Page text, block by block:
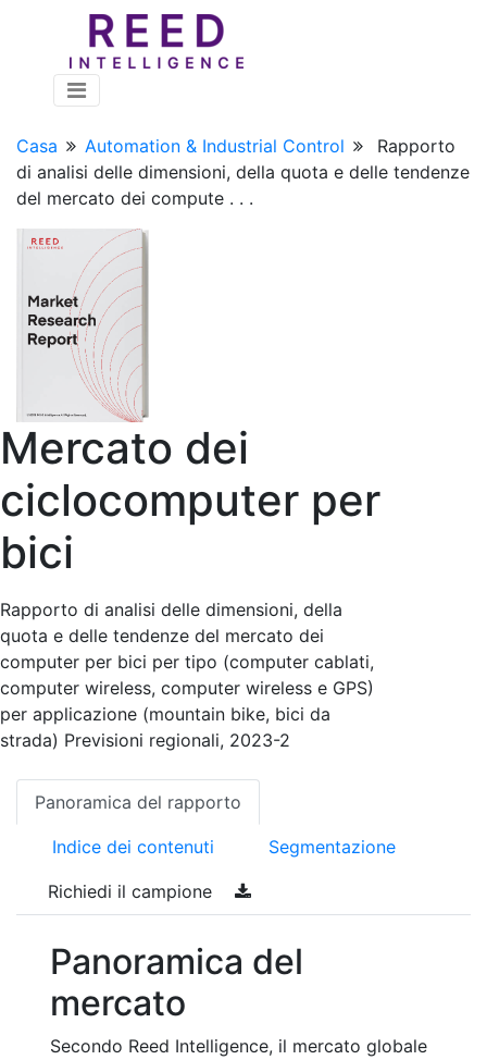
Casa Automation & Industrial Control
Rapporto
di analisi delle dimensioni, della quota e delle tendenze
del mercato dei compute . . .
Mercato dei
ciclocomputer per
bici
Rapporto di analisi delle dimensioni, della
quota e delle tendenze del mercato dei
computer per bici per tipo (computer cablati,
computer wireless, computer wireless e GPS)
per applicazione (mountain bike, bici da
strada) Previsioni regionali, 2023-2
Panoramica del rapporto
Indice dei contenuti Segmentazione
Richiedi il campione
Panoramica del
mercato
Secondo Reed Intelligence, il mercato globale